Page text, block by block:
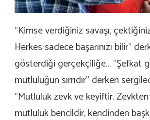
“Kimse verdiğiniz savaşı,
Herkes sadece başarınızı bilir”
gösterdiği gerçekçiliğe… “Şefkat
mutluluğun sırrıdır” derken
“Mutluluk zevk ve keyiftir.
mutluluk bencildir, kendinden